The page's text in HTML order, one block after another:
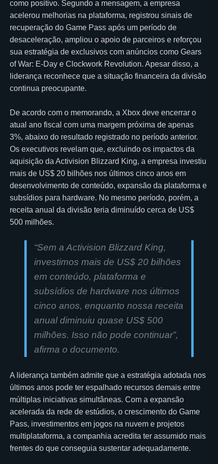
como positivo. Segundo a mensagem, a empresa
acelerou melhorias na plataforma, registrou sinais de
recuperação do Game Pass após um período de
desaceleração, ampliou o apoio de parceiros e reforçou
sua estratégia de exclusivos com anúncios como Gears
of War: E-Day e Clockwork Revolution. Apesar disso, a
liderança reconhece que a situação financeira da divisão
continua preocupante.
De acordo com o memorando, a Xbox deve encerrar o
atual ano fiscal com uma margem próxima de apenas
3%, abaixo do resultado registrado no período anterior.
Os executivos revelam que, excluindo os impactos da
aquisição da Activision Blizzard King, a empresa investiu
mais de US$ 20 bilhões nos últimos cinco anos em
desenvolvimento de conteúdo, expansão da plataforma e
subsídios para hardware. No mesmo período, porém, a
receita anual da divisão teria diminuído cerca de US$
500 milhões.
“Sem a Activision Blizzard King,
investimos mais de US$ 20 bilhões
em conteúdo, plataforma e
subsídios de hardware nos últimos
cinco anos, enquanto nossa receita
anual diminuiu quase US$ 500
milhões. Isso não pode continuar”,
afirma o documento.
A liderança também admite que a estratégia adotada nos
últimos anos pode ter espalhado recursos demais entre
múltiplas iniciativas simultâneas. Com a expansão
acelerada da rede de estúdios, o crescimento do Game
Pass, investimentos em jogos na nuvem e projetos
multiplataforma, a companhia acredita ter assumido mais
frentes do que conseguia sustentar adequadamente.